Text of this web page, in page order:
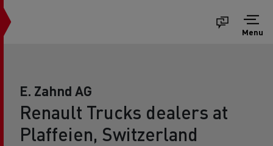
Menu
E. Zahnd AG
Renault Trucks dealers at
Plaffeien, Switzerland